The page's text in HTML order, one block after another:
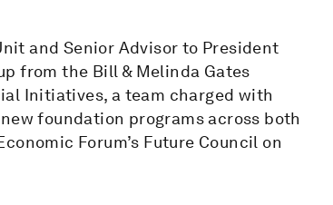
and Senior Advisor to President
from the Bill & Melinda Gates
Initiatives, a team charged with
foundation programs across both
Forum’s Future Council on